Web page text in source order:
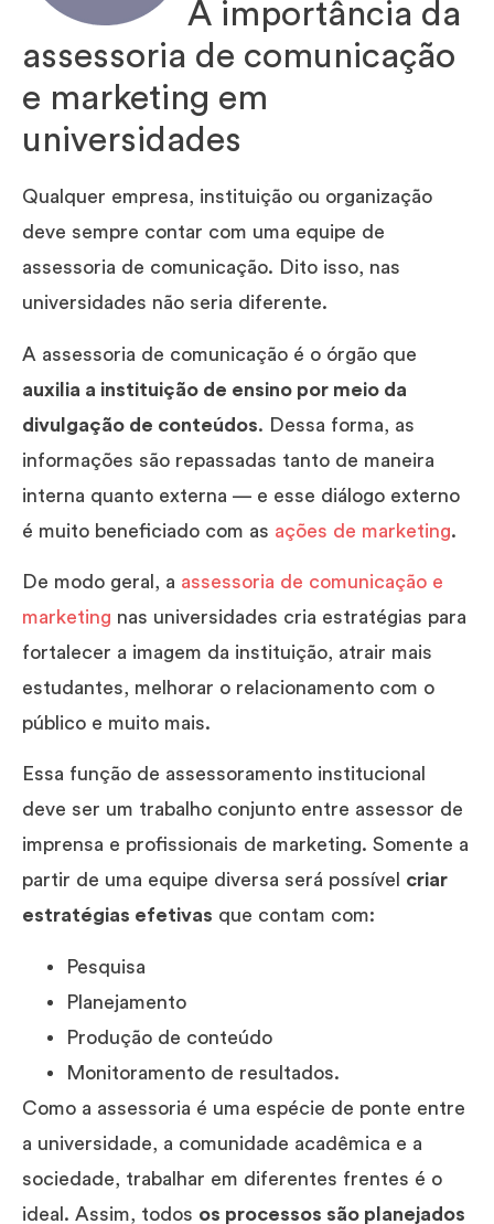
A importância da
assessoria de comunicação
e marketing em
universidades
Qualquer empresa, instituição ou organização
deve sempre contar com uma equipe de
assessoria de comunicação. Dito isso, nas
universidades não seria diferente.
A assessoria de comunicação é o órgão que
auxilia a instituição de ensino por meio da
divulgação de conteúdos. Dessa forma, as
informações são repassadas tanto de maneira
interna quanto externa — e esse diálogo externo
é muito beneficiado com as ações de marketing.
De modo geral, a assessoria de comunicação e
marketing nas universidades cria estratégias para
fortalecer a imagem da instituição, atrair mais
estudantes, melhorar o relacionamento com o
público e muito mais.
Essa função de assessoramento institucional
deve ser um trabalho conjunto entre assessor de
imprensa e profissionais de marketing. Somente a
partir de uma equipe diversa será possível criar
estratégias efetivas que contam com:
Pesquisa
Planejamento
Produção de conteúdo
Monitoramento de resultados.
Como a assessoria é uma espécie de ponte entre
a universidade, a comunidade acadêmica e a
sociedade, trabalhar em diferentes frentes é o
ideal. Assim, todos os processos são planejados